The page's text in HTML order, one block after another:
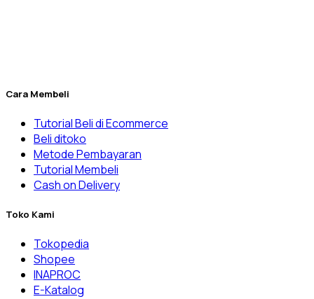
Cara Membeli
Tutorial Beli di Ecommerce
Beli ditoko
Metode Pembayaran
Tutorial Membeli
Cash on Delivery
Toko Kami
Tokopedia
Shopee
INAPROC
E-Katalog